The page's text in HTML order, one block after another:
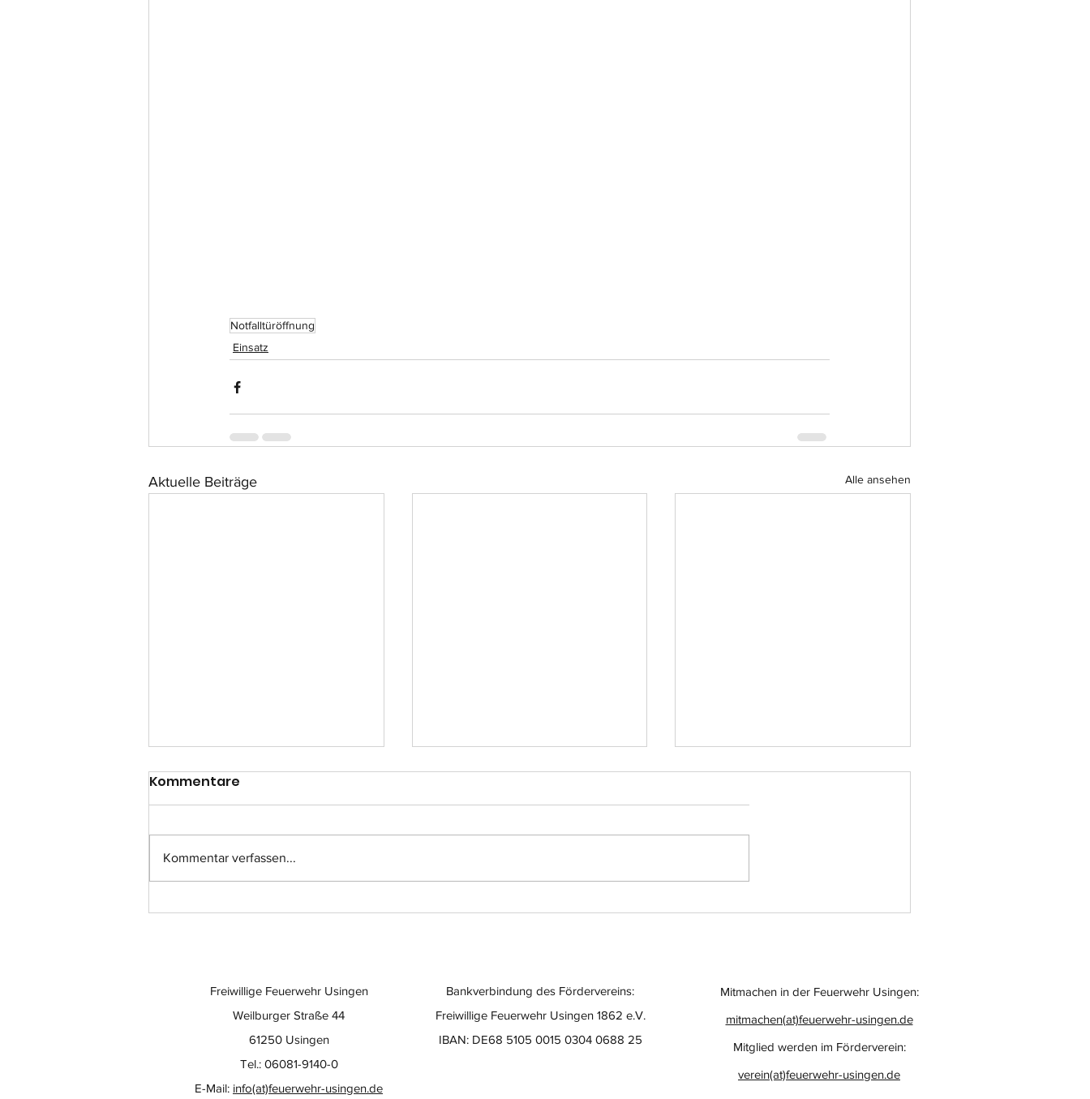
Notfalltüröffnung
Einsatz
Aktuelle Beiträge Alle ansehen
Einsatz-Nr.: 057
Kommentare
Kommentar verfassen...
Bankverbindung des Fördervereins:
Freiwillige Feuerwehr Usingen 1862 e.V.
IBAN: DE68 5105 0015 0304 0688 25
Freiwillige Feuerwehr Usingen
Weilburger Straße 44
61250 Usingen
Tel.: 06081-9140-0
E-Mail: info(at)feuerwehr-usingen.de
Mitmachen in der Feuerwehr Usingen:
mitmachen(at)feuerwehr-usingen.de
Mitglied werden im Förderverein:
verein(at)feuerwehr-usingen.de